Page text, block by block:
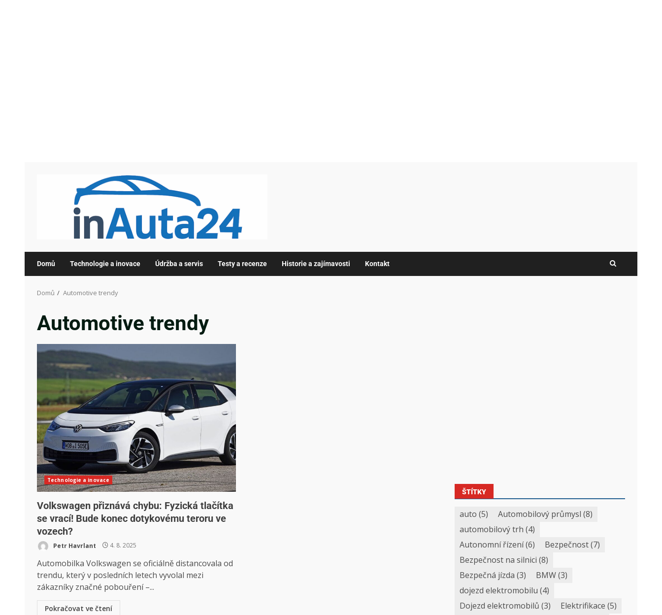
Domů Technologie a inovace Údržba a servis Testy a recenze Historie a zajímavosti Kontakt
Domů Automotive trendy
Automotive trendy
Technologie a inovace
Volkswagen přiznává chybu: Fyzická tlačítka
se vrací! Bude konec dotykovému teroru ve
vozech?
Petr Havrlant 4. 8. 2025
Automobilka Volkswagen se oficiálně distancovala od
trendu, který v posledních letech vyvolal mezi
zákazníky značné pobouření –...
Pokračovat ve čtení
ŠTÍTKY
auto (5) Automobilový průmysl (8)
automobilový trh (4)
Autonomní řízení(6) Bezpečnost(7)
Bezpečnost na silnici (8)
Bezpečná jízda (3) BMW(3)
dojezd elektromobilu (4)
Dojezd elektromobilů (3) Elektrifikace (5)